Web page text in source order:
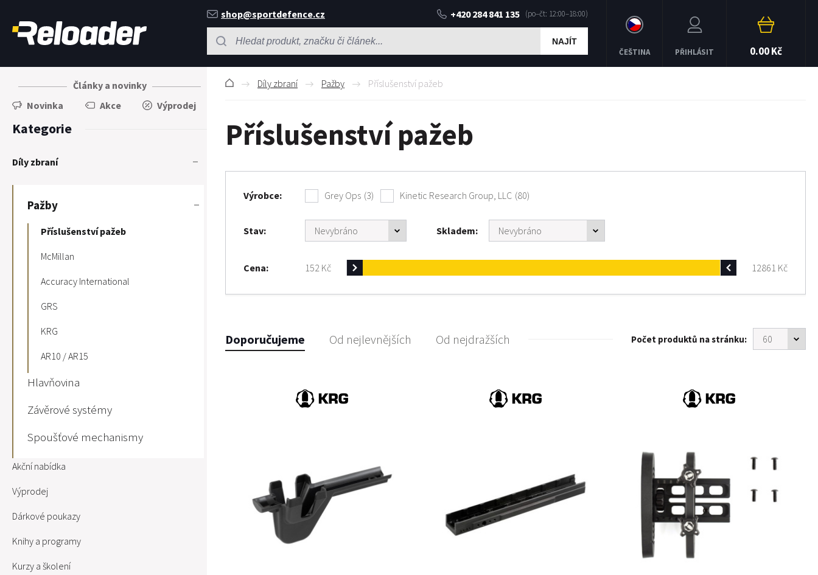
shop@sportdefence.cz +420 284 841 135
NAJÍT
ČEŠTINA PŘIHLÁSIT 0.00 Kč
Články a novinky
Novinka
Akce Výprodej
Kategorie
Díly zbraní
Pažby
Příslušenství pažeb
McMillan
Accuracy International
GRS
KRG
AR10 / AR15
Hlavňovina
Závěrové systémy
Spoušťové mechanismy
Akční nabídka
Výprodej
Dárkové poukazy
Knihy a programy
Kurzy a školení
Díly zbraní Pažby Příslušenství pažeb
Příslušenství pažeb
Výrobce Grey Ops (3) Kinetic Research Group, LLC (80)
Stav Skladem
Cena 152 Kč 12861 Kč
Doporučujeme Od nejlevnějších Od nejdražších Počet produktů na stránku: